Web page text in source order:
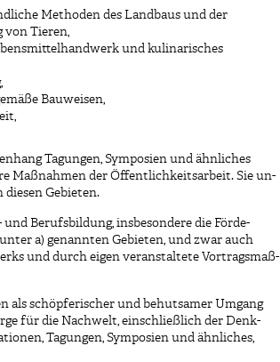
Methoden des Landbaus und der
Tieren,
und kulinarisches
Bauweisen,
Tagungen, Symposien und ähnliches
Maßnahmen der Öffentlichkeitsarbeit. Sie un-
Gebieten.
Berufsbildung, insbesondere die Förde-
a) genannten Gebieten, und zwar auch
und durch eigen veranstaltete Vortragsmaß-
als schöpferischer und behutsamer Umgang
für die Nachwelt, einschließlich der Denk-
Tagungen, Symposien und ähnliches,